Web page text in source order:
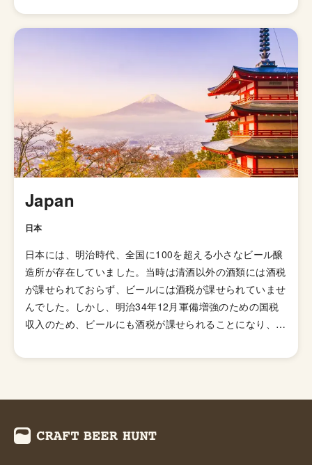
す。 かつて、ヨーロッパでホップが普及する以前は小麦
と大麦にグルートと呼ばれるハーブの混合物で風味づけが
されていました。そして、中世の後半、グルートにホップ
が追加され、今日でもベルギーの白ビールの原材料として
使用されています。 ベルジャンホワイトは1950年代後半
に一度、生産終了しましたが、ピエール・セリスという若
い農夫の手によって復活。彼の名を冠した「セリスホワイ
ト」や「ブロンシュ・デ・ナミュール」「ワトウズヴィッ
ト」などが有名銘柄です。
Japan
日本
日本には、明治時代、全国に100を超える小さなビール醸
造所が存在していました。当時は清酒以外の酒類には酒税
が課せられておらず、ビールには酒税が課せられていませ
んでした。しかし、明治34年12月軍備増強のための国税
収入のため、ビールにも酒税が課せられることになり、資
を消していきました。これによりビール作りは戦後しばら
の年間2,000キロリッターから60キロリッターに引き下げ
られたことで転機がおとずれます。これにより、再び小規